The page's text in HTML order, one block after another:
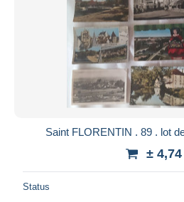
Saint FLORENTIN . 89 . lot
±
Status